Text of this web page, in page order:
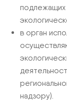
в орган
надзору).